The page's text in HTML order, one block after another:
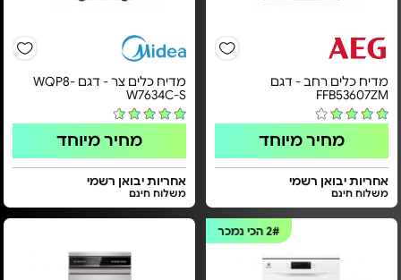
מדיח כלים רחב - דגם
FFB53607ZM
מחיר מיוחד
אחריות יבואן רשמי
משלוח חינם
מדיח כלים צר - דגם WQP8-
W7634C-S
מחיר מיוחד
אחריות יבואן רשמי
משלוח חינם
2#הכי נמכר